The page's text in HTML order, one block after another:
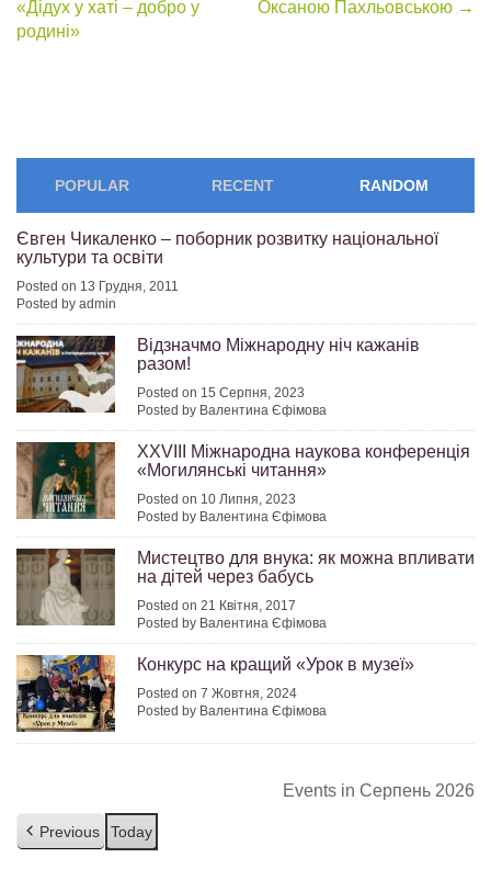
navigation
«Дідух у хаті – добро у
родині»
Оксаною Пахльовською →
POPULAR RECENT RANDOM
Євген Чикаленко – поборник розвитку національної
культури та освіти
Posted on 13 Грудня, 2011
Posted by admin
Відзначмо Міжнародну ніч кажанів
разом!
Posted on 15 Серпня, 2023
Posted by Валентина Єфімова
ХХVІІI Міжнародна наукова конференція
«Могилянські читання»
Posted on 10 Липня, 2023
Posted by Валентина Єфімова
Мистецтво для внука: як можна впливати
на дітей через бабусь
Posted on 21 Квітня, 2017
Posted by Валентина Єфімова
Конкурс на кращий «Урок в музеї»
Posted on 7 Жовтня, 2024
Posted by Валентина Єфімова
Events in Серпень 2026
Previous Today